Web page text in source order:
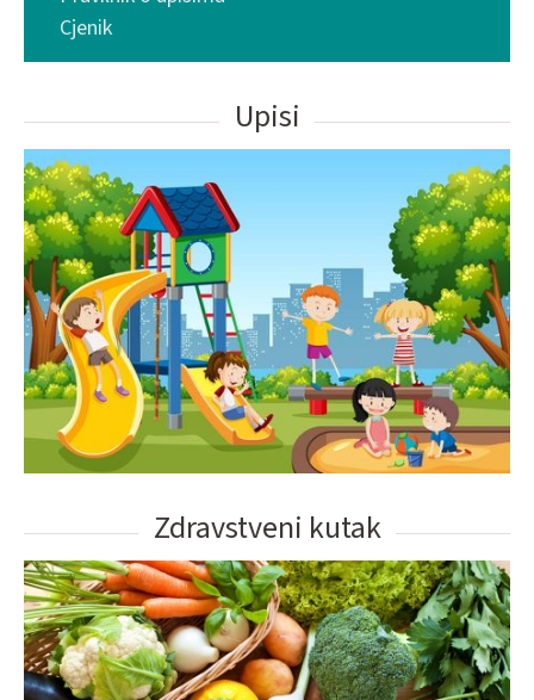
Cjenik
Upisi
Zdravstveni kutak